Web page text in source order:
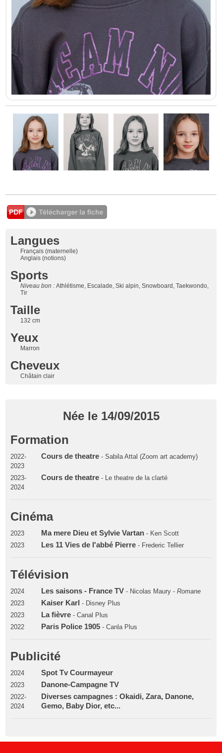
Langues
Français (maternelle)
Anglais (notions)
Sports
Niveau bon :Athlétisme, Escalade, Ski alpin, Snowboard, Taekwondo,
Tir
Taille
132 cm
Yeux
Marron
Cheveux
Châtain clair
Née le 14/09/2015
Formation
2022-
2023
Cours de theatre- Sabila Attal (Zoom art academy)
2023-
2024
Cours de theatre- Le theatre de la clarté
Cinéma
2023 Ma mere Dieu et Sylvie Vartan- Ken Scott
2023
Les 11 Vies de l'abbé Pierre- Frederic Tellier
Télévision
2024 Les saisons - France TV- Nicolas Maury - Romane
2023
Kaiser Karl - Disney Plus
2023
La fièvre- Canal Plus
2022
Paris Police 1905- Canla Plus
Publicité
2024 Spot Tv Courmayeur
2023 Danone-Campagne TV
2022-
2024
Diverses campagnes : Okaidi, Zara, Danone,
Gemo, Baby Dior, etc...